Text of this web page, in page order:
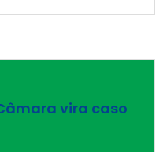
vira caso